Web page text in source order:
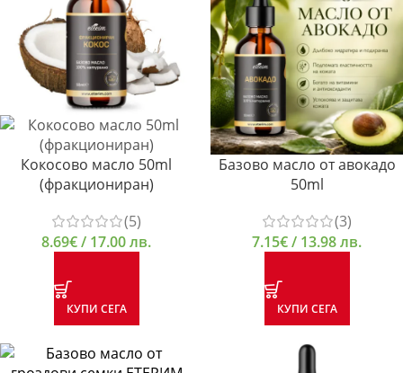
Кокосово масло 50ml
(фракциониран)
(5)
8.69€/ 17.00 лв.
КУПИ СЕГА
Базово масло от авокадо
50ml
(3)
7.15€/ 13.98 лв.
КУПИ СЕГА